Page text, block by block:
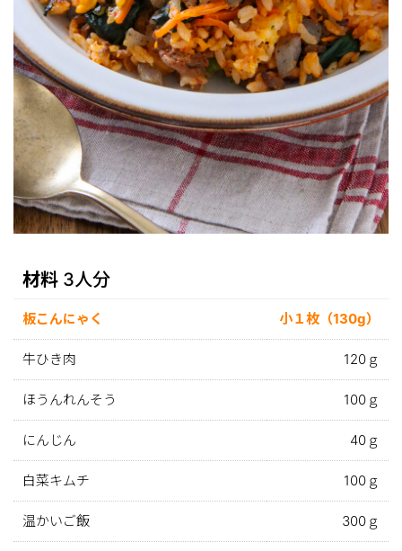
材料 3人分
板こんにゃく 小１枚（130g）
牛ひき肉 120ｇ
ほうんれんそう 100ｇ
にんじん 40ｇ
白菜キムチ 100ｇ
温かいご飯 300ｇ